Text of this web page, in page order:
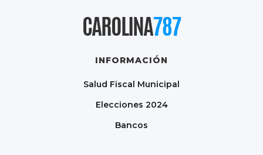
CAROLINA787
INFORMACIÓN
Salud Fiscal Municipal
Elecciones 2024
Bancos